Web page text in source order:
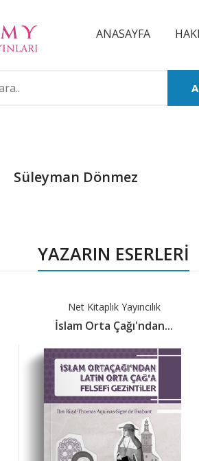
ANASAYFA
Süleyman Dönmez
YAZARIN ESERLERİ
Net Kitaplık Yayıncılık
İslam Orta Çağı'ndan...